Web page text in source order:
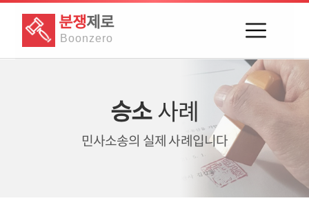
분쟁제로
Boonzero
승소사례
민사소송의 실제 사례입니다